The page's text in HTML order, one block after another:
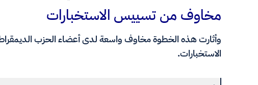
مخاوف من تسييس الاستخبارات
وأثارت هذه الخطوة مخاوف واسعة لدى أعضاء الحزب
الاستخبارات.